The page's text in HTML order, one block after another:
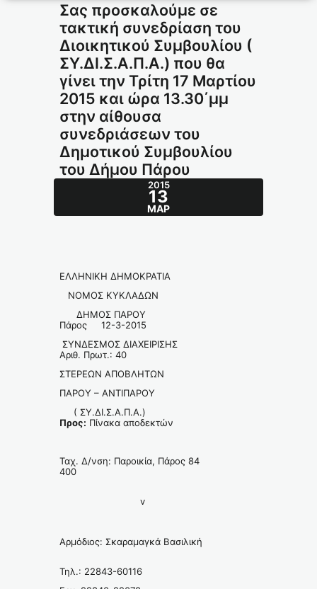
Σας προσκαλούμε σε
τακτική συνεδρίαση του
Διοικητικού Συμβουλίου (
ΣΥ.ΔΙ.Σ.Α.Π.Α.) που θα
γίνει την Τρίτη 17 Μαρτίου
2015 και ώρα 13.30΄μμ
στην αίθουσα
συνεδριάσεων του
Δημοτικού Συμβουλίου
του Δήμου Πάρου
2015
13
ΜΑΡ
ΕΛΛΗΝΙΚΗ ΔΗΜΟΚΡΑΤΙΑ
ΝΟΜΟΣ ΚΥΚΛΑΔΩΝ
ΔΗΜΟΣ ΠΑΡΟΥ
Πάρος 12-3-2015
ΣΥΝΔΕΣΜΟΣ ΔΙΑΧΕΙΡΙΣΗΣ
Αριθ. Πρωτ.: 40
ΣΤΕΡΕΩΝ ΑΠΟΒΛΗΤΩΝ
ΠΑΡΟΥ – ΑΝΤΙΠΑΡΟΥ
( ΣΥ.ΔΙ.Σ.Α.Π.Α.)
Προς: Πίνακα αποδεκτών
Ταχ. Δ/νση: Παροικία, Πάρος 84
400
v
Αρμόδιος: Σκαραμαγκά Βασιλική
Τηλ.: 22843-60116